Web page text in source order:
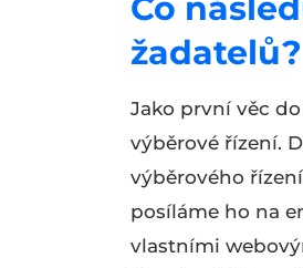
Co
žadatelů?
Jako první věc
výběrové řízení.
výběrového
posíláme ho na
vlastními